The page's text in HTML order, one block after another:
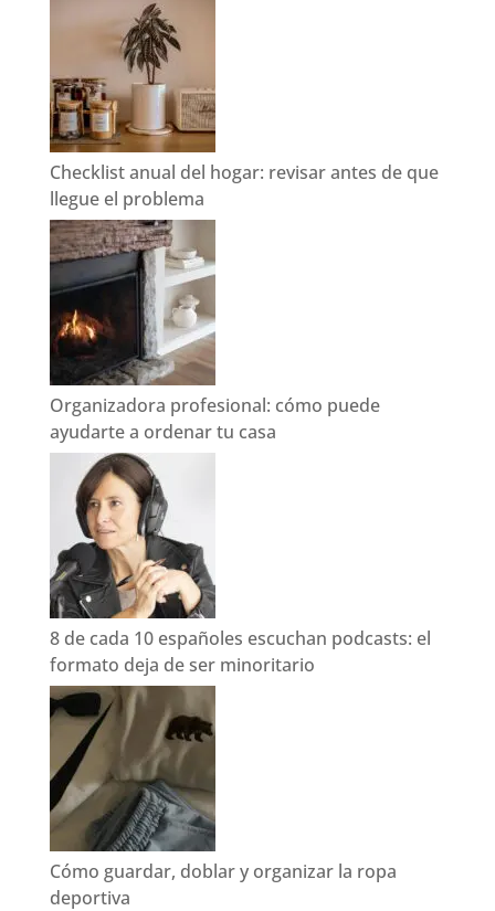
Checklist anual del hogar: revisar antes de que
llegue el problema
Organizadora profesional: cómo puede
ayudarte a ordenar tu casa
8 de cada 10 españoles escuchan podcasts: el
formato deja de ser minoritario
Cómo guardar, doblar y organizar la ropa
deportiva